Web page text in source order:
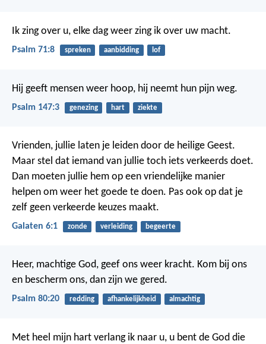
Ik zing over u, elke dag weer zing ik over uw macht.
Psalm 71:8 spreken aanbidding lof
Hij geeft mensen weer hoop, hij neemt hun pijn weg.
Psalm 147:3 genezing hart ziekte
Vrienden, jullie laten je leiden door de heilige Geest.
Maar stel dat iemand van jullie toch iets verkeerds doet.
Dan moeten jullie hem op een vriendelijke manier
helpen om weer het goede te doen. Pas ook op dat je
zelf geen verkeerde keuzes maakt.
Galaten 6:1 zonde verleiding begeerte
Heer, machtige God, geef ons weer kracht. Kom bij ons
en bescherm ons, dan zijn we gered.
Psalm 80:20 redding afhankelijkheid almachtig
Met heel mijn hart verlang ik naar u, u bent de God die